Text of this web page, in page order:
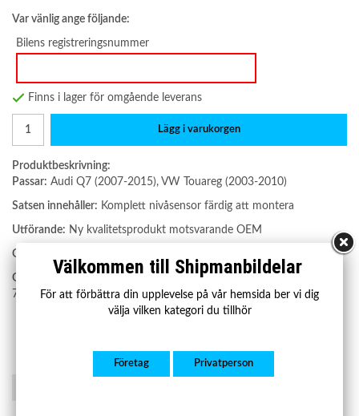
Var vänlig ange följande:
Bilens registreringsnummer
Finns i lager för omgående leverans
Lägg i varukorgen
Produktbeskrivning:
Passar: Audi Q7 (2007-2015), VW Touareg (2003-2010)
Satsen innehåller: Komplett nivåsensor färdig att montera
Utförande: Ny kvalitetsprodukt motsvarande OEM
Garanti:
OE nummer:
7L6 616 571, 7L6616571
Välkommen till Shipmanbildelar
För att förbättra din upplevelse på vår hemsida ber vi dig
välja vilken kategori du tillhör
Företag Privatperson